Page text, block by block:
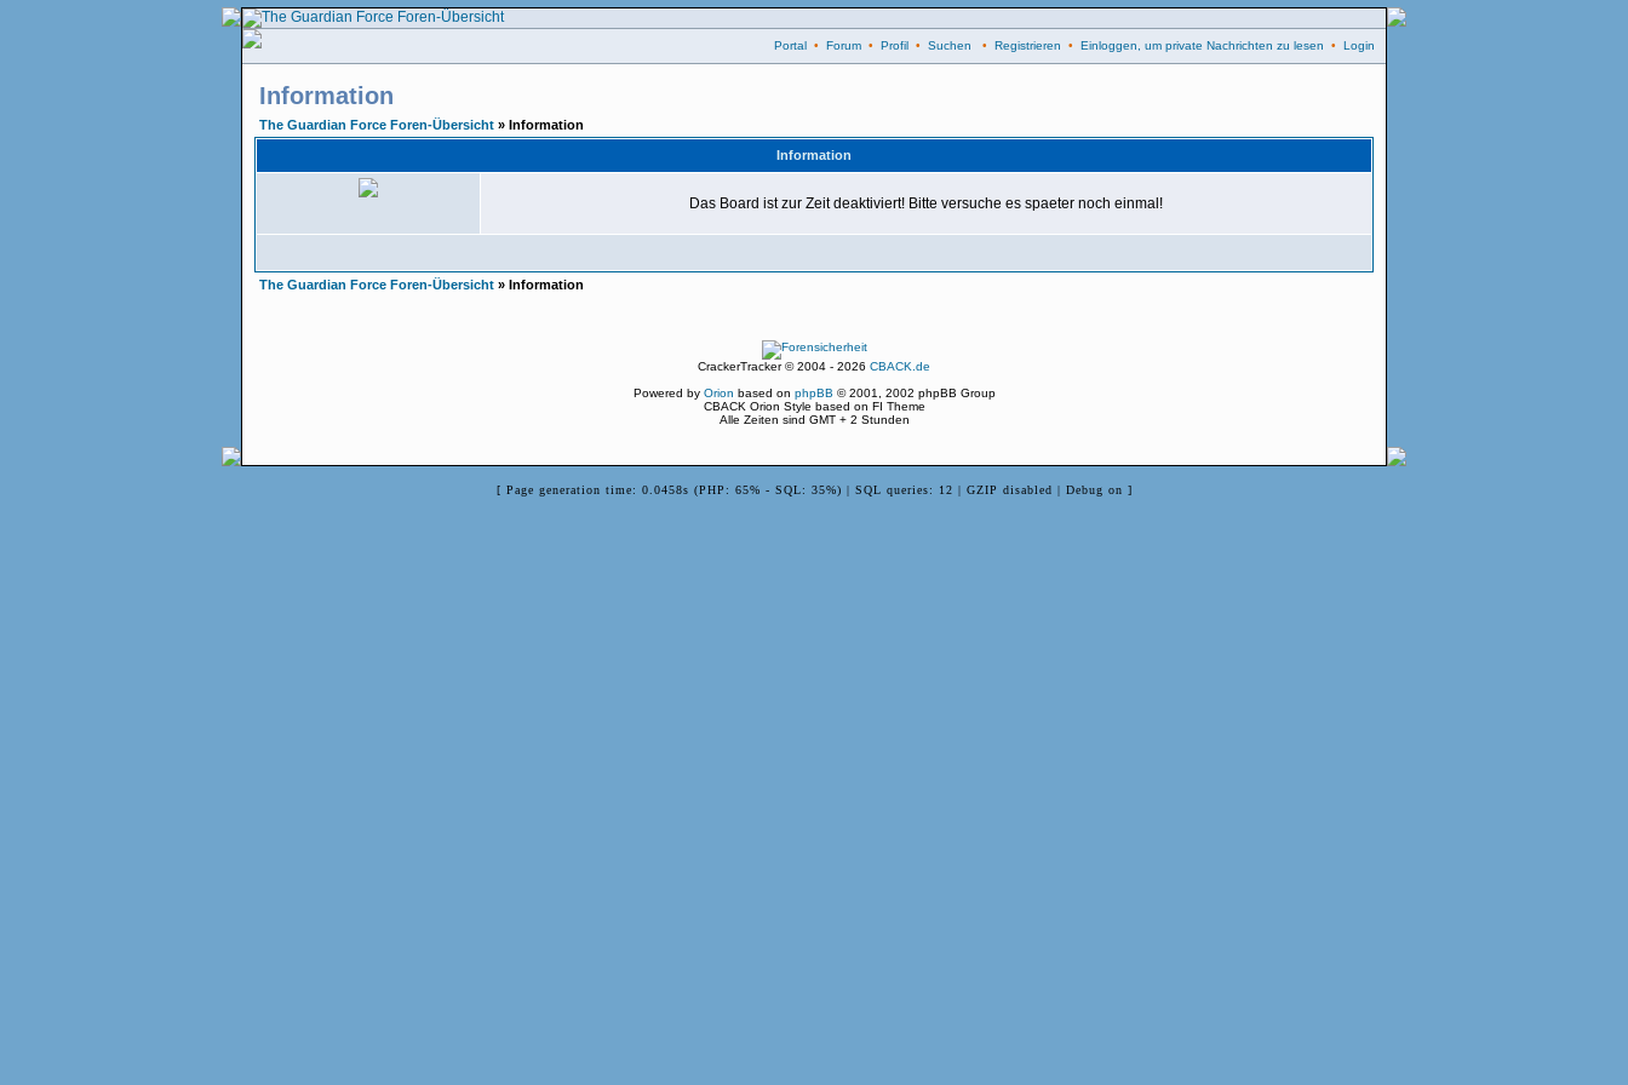
Portal • Forum • Profil • Suchen • Registrieren • Einloggen, um private Nachrichten zu lesen • Login
Information
The Guardian Force Foren-Übersicht » Information
Information
Das Board ist zur Zeit deaktiviert! Bitte versuche es spaeter noch einmal!
The Guardian Force Foren-Übersicht » Information
CrackerTracker © 2004 - 2026 CBACK.de
Powered by Orion based on phpBB © 2001, 2002 phpBB Group
CBACK Orion Style based on FI Theme
Alle Zeiten sind GMT + 2 Stunden
[ Page generation time: 0.0458s (PHP: 65% - SQL: 35%) | SQL queries: 12 | GZIP disabled | Debug on ]